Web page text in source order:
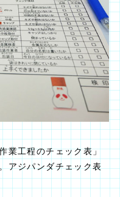
業工程のチェック表」
アジパンダチェック表